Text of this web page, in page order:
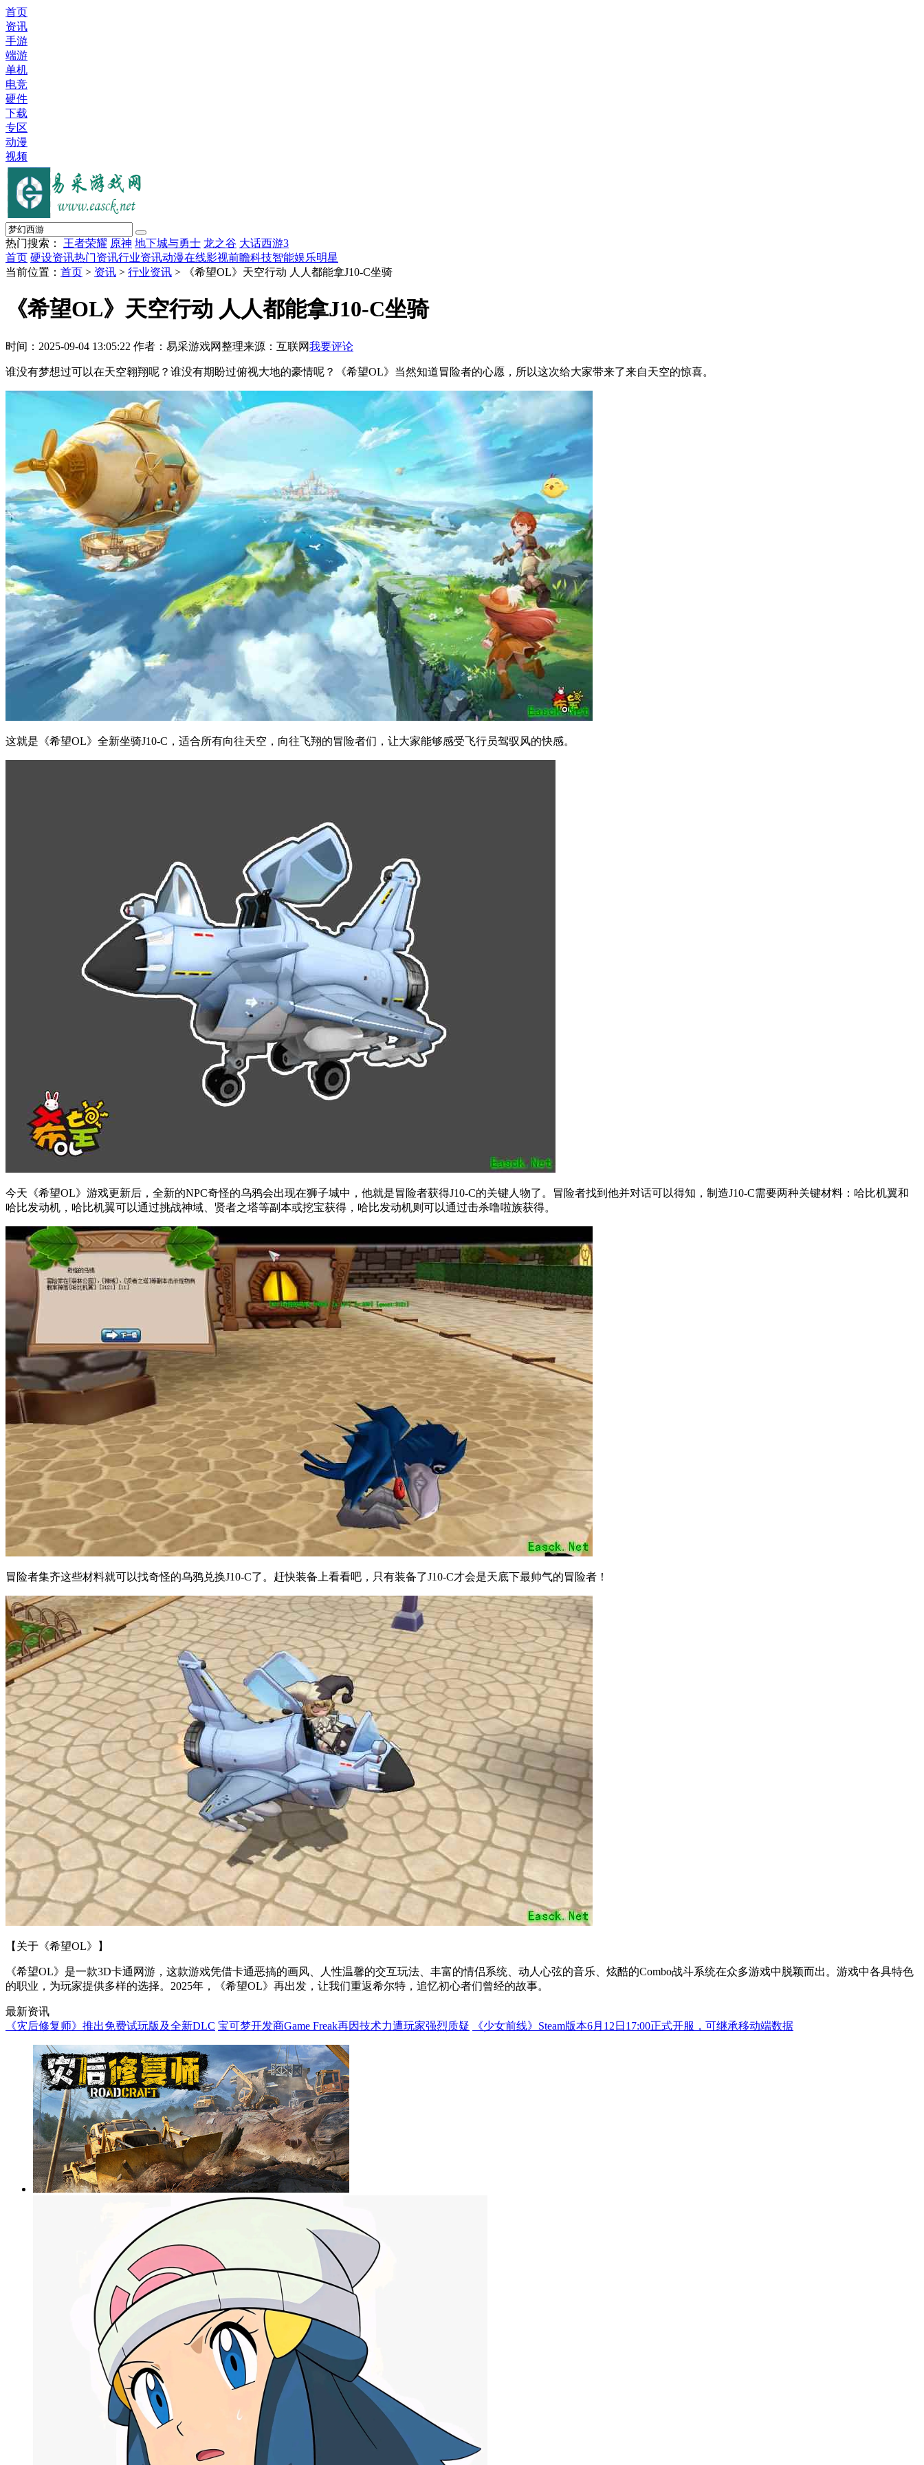
首页
资讯
手游
端游
单机
电竞
硬件
下载
专区
动漫
视频
热门搜索： 王者荣耀 原神 地下城与勇士 龙之谷 大话西游3
首页 硬设资讯热门资讯行业资讯动漫在线影视前瞻科技智能娱乐明星
当前位置： 首页 > 资讯 > 行业资讯 > 《希望OL》天空行动 人人都能拿J10-C坐骑
《希望OL》天空行动 人人都能拿J10-C坐骑
时间：2025-09-04 13:05:22 作者：易采游戏网整理来源：互联网我要评论
谁没有梦想过可以在天空翱翔呢？谁没有期盼过俯视大地的豪情呢？《希望OL》当然知道冒险者的心愿，所以这次给大家带来了来自天空的惊喜。
这就是《希望OL》全新坐骑J10-C，适合所有向往天空，向往飞翔的冒险者们，让大家能够感受飞行员驾驭风的快感。
今天《希望OL》游戏更新后，全新的NPC奇怪的乌鸦会出现在狮子城中，他就是冒险者获得J10-C的关键人物了。冒险者找到他并对话可以得知，制造J10-C需要两种关键材料：哈比机翼和
哈比发动机，哈比机翼可以通过挑战神域、贤者之塔等副本或挖宝获得，哈比发动机则可以通过击杀噜啦族获得。
冒险者集齐这些材料就可以找奇怪的乌鸦兑换J10-C了。赶快装备上看看吧，只有装备了J10-C才会是天底下最帅气的冒险者！
【关于《希望OL》】
《希望OL》是一款3D卡通网游，这款游戏凭借卡通恶搞的画风、人性温馨的交互玩法、丰富的情侣系统、动人心弦的音乐、炫酷的Combo战斗系统在众多游戏中脱颖而出。游戏中各具特色
的职业，为玩家提供多样的选择。2025年，《希望OL》再出发，让我们重返希尔特，追忆初心者们曾经的故事。
最新资讯
《灾后修复师》推出免费试玩版及全新DLC 宝可梦开发商Game Freak再因技术力遭玩家强烈质疑 《少女前线》Steam版本6月12日17:00正式开服，可继承移动端数据